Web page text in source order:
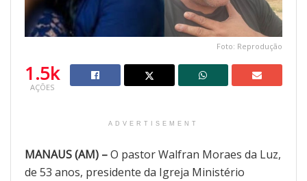
Foto: Reprodução
1.5k
AÇÕES
ADVERTISEMENT
MANAUS (AM) –O pastor Walfran Moraes da Luz,
de 53 anos, presidente da Igreja Ministério